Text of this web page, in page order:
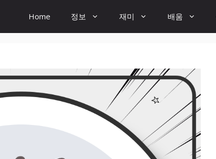
Home 정보 재미 배움